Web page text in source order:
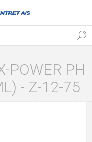
POWER PH
- Z-12-75